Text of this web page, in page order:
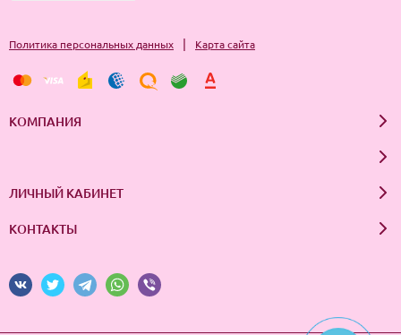
Политика персональных данных | Карта сайта
КОМПАНИЯ
ЛИЧНЫЙ КАБИНЕТ
КОНТАКТЫ